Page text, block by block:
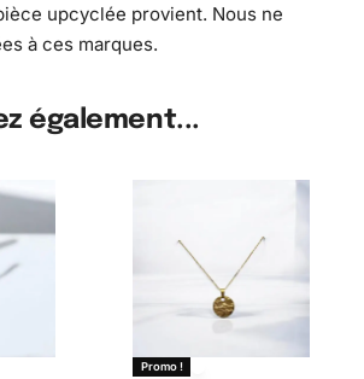
upcyclée provient. Nous ne
à ces marques.
également...
Promo !